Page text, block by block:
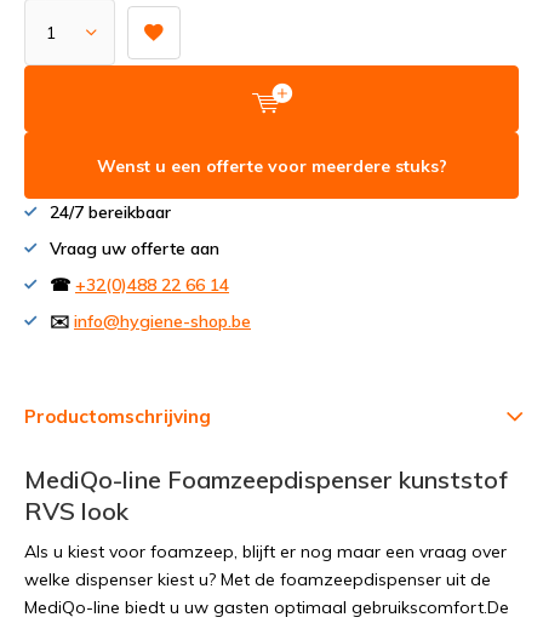
Wenst u een offerte voor meerdere stuks?
24/7 bereikbaar
Vraag uw offerte aan
☎ +32(0)488 22 66 14
✉️ info@hygiene-shop.be
Productomschrijving
MediQo-line Foamzeepdispenser kunststof
RVS look
Als u kiest voor foamzeep, blijft er nog maar een vraag over
welke dispenser kiest u? Met de foamzeepdispenser uit de
MediQo-line biedt u uw gasten optimaal gebruikscomfort.De